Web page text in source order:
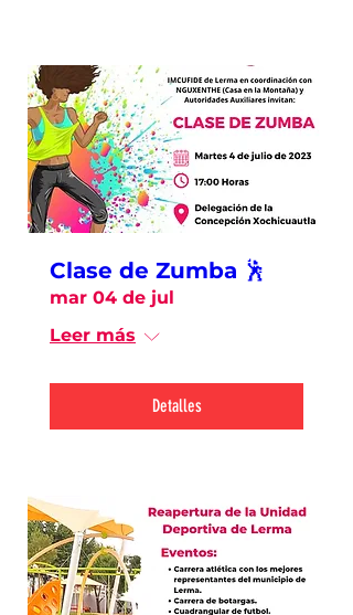
Clase de Zumba 🕺
mar 04 de jul
Leer más
Detalles